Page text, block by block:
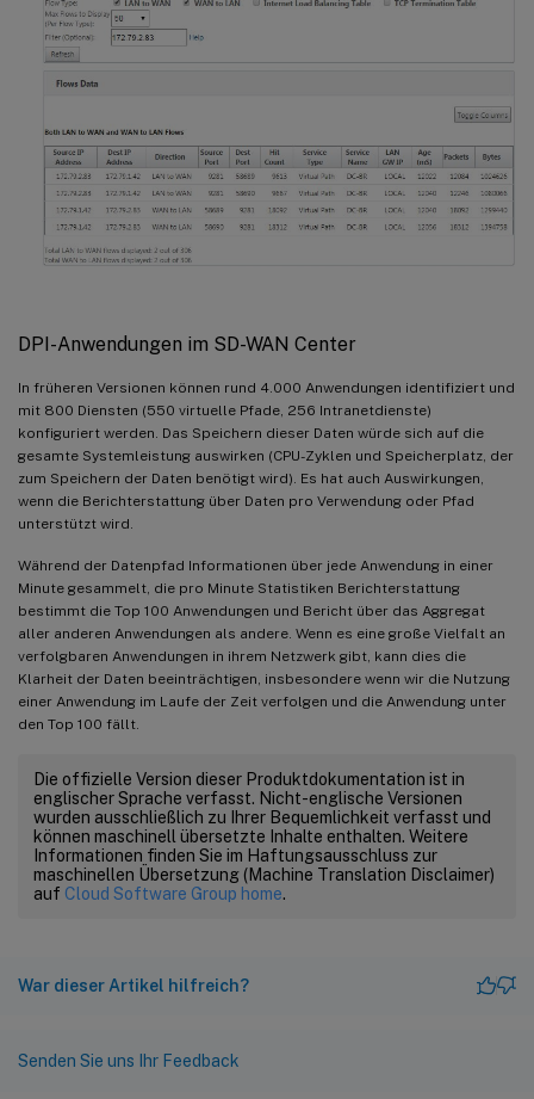
DPI-Anwendungen im SD-WAN Center
In früheren Versionen können rund 4.000 Anwendungen identifiziert und
mit 800 Diensten (550 virtuelle Pfade, 256 Intranetdienste)
konfiguriert werden. Das Speichern dieser Daten würde sich auf die
gesamte Systemleistung auswirken (CPU-Zyklen und Speicherplatz, der
zum Speichern der Daten benötigt wird). Es hat auch Auswirkungen,
wenn die Berichterstattung über Daten pro Verwendung oder Pfad
unterstützt wird.
Während der Datenpfad Informationen über jede Anwendung in einer
Minute gesammelt, die pro Minute Statistiken Berichterstattung
bestimmt die Top 100 Anwendungen und Bericht über das Aggregat
aller anderen Anwendungen als andere. Wenn es eine große Vielfalt an
verfolgbaren Anwendungen in ihrem Netzwerk gibt, kann dies die
Klarheit der Daten beeinträchtigen, insbesondere wenn wir die Nutzung
einer Anwendung im Laufe der Zeit verfolgen und die Anwendung unter
den Top 100 fällt.
Die offizielle Version dieser Produktdokumentation ist in
englischer Sprache verfasst. Nicht-englische Versionen
wurden ausschließlich zu Ihrer Bequemlichkeit verfasst und
können maschinell übersetzte Inhalte enthalten. Weitere
Informationen finden Sie im Haftungsausschluss zur
maschinellen Übersetzung (Machine Translation Disclaimer)
auf Cloud Software Group home.
War dieser Artikel hilfreich?
Senden Sie uns Ihr Feedback